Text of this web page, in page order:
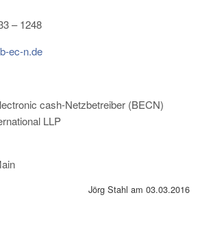
– 1248
ec-n.de
cash-Netzbetreiber (BECN)
LLP
Jörg Stahl am 03.03.2016